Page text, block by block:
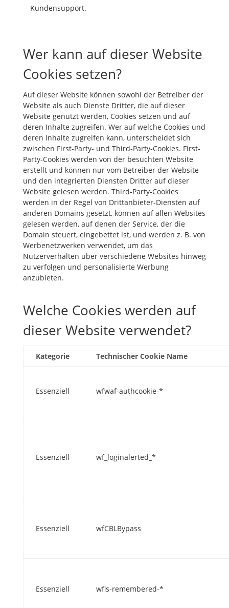
Kundensupport.
Wer kann auf dieser Website
Cookies setzen?
Auf dieser Website können sowohl der Betreiber der
Website als auch Dienste Dritter, die auf dieser
Website genutzt werden, Cookies setzen und auf
deren Inhalte zugreifen. Wer auf welche Cookies und
deren Inhalte zugreifen kann, unterscheidet sich
zwischen First-Party- und Third-Party-Cookies. First-
Party-Cookies werden von der besuchten Website
erstellt und können nur vom Betreiber der Website
und den integrierten Diensten Dritter auf dieser
Website gelesen werden. Third-Party-Cookies
werden in der Regel von Drittanbieter-Diensten auf
anderen Domains gesetzt, können auf allen Websites
gelesen werden, auf denen der Service, der die
Domain steuert, eingebettet ist, und werden z. B. von
Werbenetzwerken verwendet, um das
Nutzerverhalten über verschiedene Websites hinweg
zu verfolgen und personalisierte Werbung
anzubieten.
Welche Cookies werden auf
dieser Website verwendet?
Kategorie Technischer Cookie Name
Essenziell wfwaf-authcookie-*
Essenziell wf_loginalerted_*
Essenziell wfCBLBypass
Essenziell wfls-remembered-*